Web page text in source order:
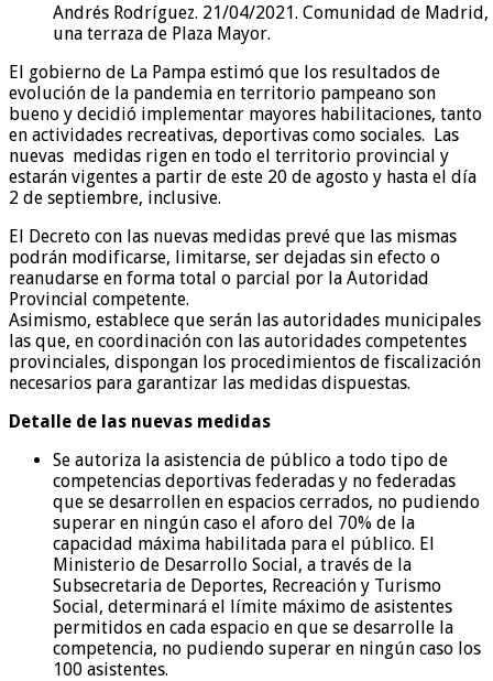
Andrés Rodríguez. 21/04/2021. Comunidad de
una terraza de Plaza Mayor.
El gobierno de La Pampa estimó que los resultados de
evolución de la pandemia en territorio pampeano son
bueno y decidió implementar mayores habilitaciones, tanto
en actividades recreativas, deportivas como sociales. Las
nuevas medidas rigen en todo el territorio provincial y
estarán vigentes a partir de este 20 de agosto y hasta el día
2 de septiembre, inclusive.
El Decreto con las nuevas medidas prevé que las mismas
podrán modificarse, limitarse, ser dejadas sin efecto o
reanudarse en forma total o parcial por la Autoridad
Provincial competente.
Asimismo, establece que serán las autoridades municipales
las que, en coordinación con las autoridades competentes
provinciales, dispongan los procedimientos de fiscalización
necesarios para garantizar las medidas dispuestas.
Detalle de las nuevas medidas
Se autoriza la asistencia de público a todo tipo de
competencias deportivas federadas y no federadas
que se desarrollen en espacios cerrados, no pudiendo
superar en ningún caso el aforo del 70% de la
capacidad máxima habilitada para el público. El
Ministerio de Desarrollo Social, a través de la
Subsecretaria de Deportes, Recreación y Turismo
Social, determinará el límite máximo de asistentes
permitidos en cada espacio en que se desarrolle la
competencia, no pudiendo superar en ningún caso los
100 asistentes.